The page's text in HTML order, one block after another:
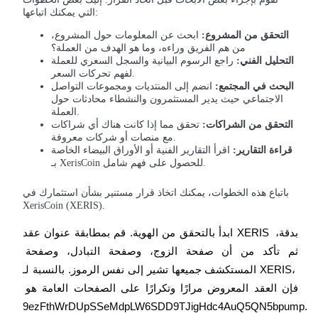
USDT New User Exclusive 10% APR
USDT Flexible Staking | Daily Rewards
BTC New User Exclusive: 6.5% APR
BTC Flexible Staking | Daily Rewards
المزيد من الفعاليات
التي يمكنك اتباعها:
التحقق من المشروع: ابحث عن المعلومات حول المشروع،
من هم الفريق وراءه، وما هو الهدف من العملة؟
التحليل الفني: راجع الرسوم البيانية والسجل السعري للعملة
لفهم تحركات السعر.
البحث في المجتمع: انضم إلى المنتديات ومجموعات التواصل
الاجتماعي حيث يدير المستثمرون والنشطاء محادثات حول
العملة.
التحقق من الشراكات: تحقق مما إذا كانت هناك أي شراكات
مع منصات أو شركات معروفة.
قراءة التقارير: اقرأ التقارير الفنية أو الأوراق البيضاء الخاصة
بـ XerisCoin للحصول على فهم شامل.
باتباع هذه الخطوات، يمكنك اتخاذ قرار مستنير بشأن استثمارك في
XerisCoin (XERIS).
ابدأ بالتحقق من الهوية. قم بمطابقة عنوان عقد XERIS بدقة،
المستكشف جميعها تشير إلى نفس الرموز. بالنسبة لـ XERIS،
9ezFthWrDUpSSeMdpLW6SDD9TJigHdc4AuQ5QN5bpump.